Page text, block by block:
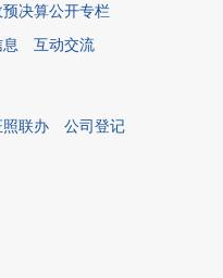
预决算公开专栏
互动交流
照联办
公司登记